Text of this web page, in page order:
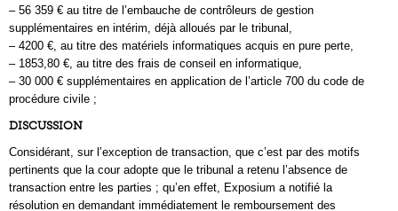
– 56 359 € au titre de l’embauche de contrôleurs de gestion
supplémentaires en intérim, déjà alloués par le tribunal,
– 4200 €, au titre des matériels informatiques acquis en pure perte,
– 1853,80 €, au titre des frais de conseil en informatique,
– 30 000 € supplémentaires en application de l’article 700 du code de
procédure civile ;
DISCUSSION
Considérant, sur l’exception de transaction, que c’est par des motifs
pertinents que la cour adopte que le tribunal a retenu l’absence de
transaction entre les parties ; qu’en effet, Exposium a notifié la
résolution en demandant immédiatement le remboursement des